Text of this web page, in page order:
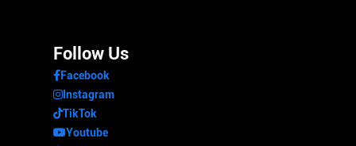
Follow Us
Facebook
Instagram
TikTok
Youtube